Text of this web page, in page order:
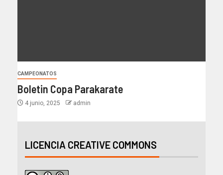
CAMPEONATOS
Boletin Copa Parakarate
4 junio, 2025 admin
LICENCIA CREATIVE COMMONS